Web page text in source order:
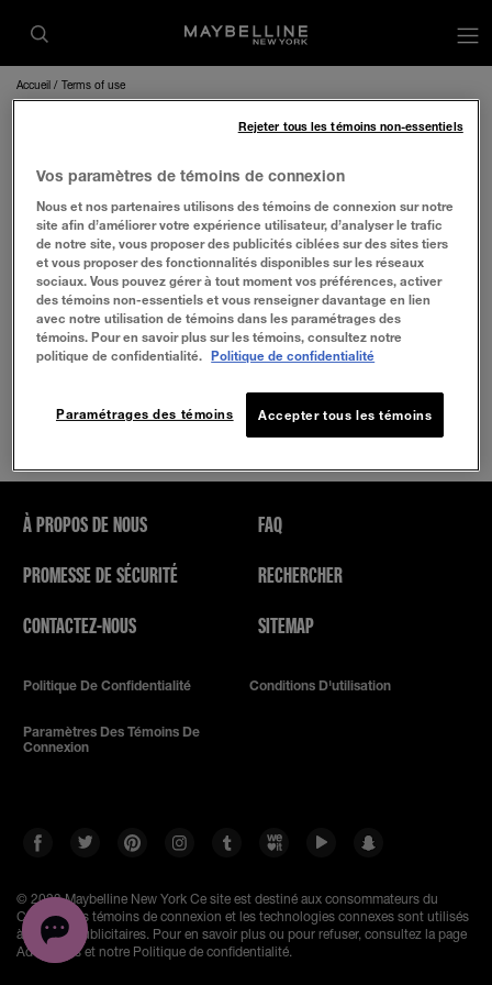
Accueil Terms of use
À PROPOS DE NOUS
PROMESSE DE SÉCURITÉ
CONTACTEZ-NOUS
FAQ
RECHERCHER
SITEMAP
Politique De Confidentialité Conditions D'utilisation
Paramètres Des Témoins De
Connexion
© 2023 Maybelline New York Ce site est destiné aux consommateurs du
Canada. Les témoins de connexion et les technologies connexes sont utilisés
à des fins publicitaires. Pour en savoir plus ou pour refuser, consultez la page
AdChoices et notre Politique de confidentialité.
Vos paramètres de témoins de connexion
Nous et nos partenaires utilisons des témoins de connexion sur notre
site afin d’améliorer votre expérience utilisateur, d’analyser le trafic
de notre site, vous proposer des publicités ciblées sur des sites tiers
et vous proposer des fonctionnalités disponibles sur les réseaux
sociaux. Vous pouvez gérer à tout moment vos préférences, activer
des témoins non-essentiels et vous renseigner davantage en lien
avec notre utilisation de témoins dans les paramétrages des
témoins. Pour en savoir plus sur les témoins, consultez notre
politique de confidentialité.
Politique de confidentialité
Accepter tous les témoins
Paramétrages des témoins
Rejeter tous les témoins non-essentiels